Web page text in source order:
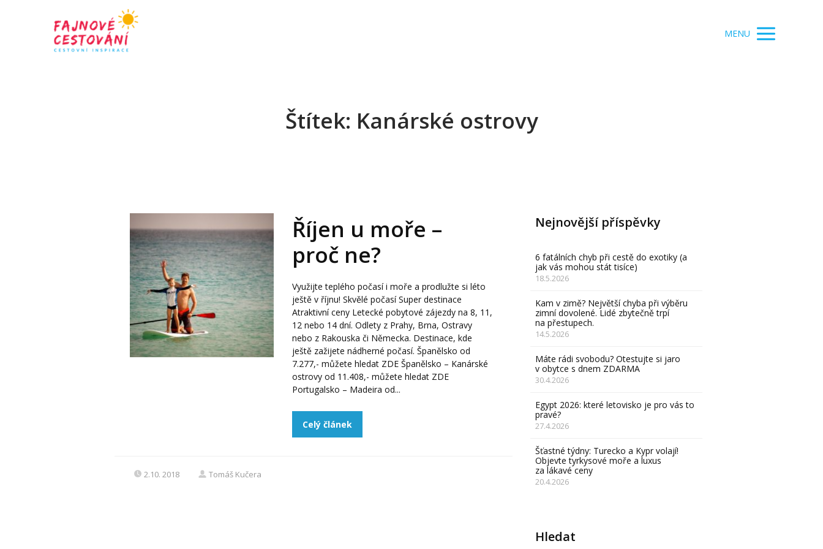
MENU
Štítek: Kanárské ostrovy
Říjen u moře –
proč ne?
Využijte teplého počasí i moře a prodlužte si léto
ještě v říjnu! Skvělé počasí Super destinace
Atraktivní ceny Letecké pobytové zájezdy na 8, 11,
12 nebo 14 dní. Odlety z Prahy, Brna, Ostravy
nebo z Rakouska či Německa. Destinace, kde
ještě zažijete nádherné počasí. Španělsko od
7.277,- můžete hledat ZDE Španělsko – Kanárské
ostrovy od 11.408,- můžete hledat ZDE
Portugalsko – Madeira od...
Celý článek
2.10. 2018 Tomáš Kučera
Nejnovější příspěvky
6 fatálních chyb při cestě do exotiky (a
jak vás mohou stát tisíce)
18.5.2026
Kam v zimě? Největší chyba při výběru
zimní dovolené. Lidé zbytečně trpí
na přestupech.
14.5.2026
Máte rádi svobodu? Otestujte si jaro
v obytce s dnem ZDARMA
30.4.2026
Egypt 2026: které letovisko je pro vás to
pravé?
27.4.2026
Šťastné týdny: Turecko a Kypr volají!
Objevte tyrkysové moře a luxus
za lákavé ceny
20.4.2026
Hledat